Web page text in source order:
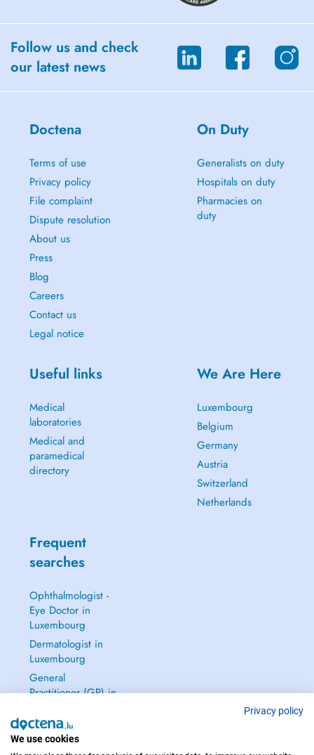
Follow us and check
our latest news
Doctena
Terms of use
Privacy policy
File complaint
Dispute resolution
About us
Press
Blog
Careers
Contact us
Legal notice
On Duty
Generalists on duty
Hospitals on duty
Pharmacies on
duty
Useful links
Medical
laboratories
Medical and
paramedical
directory
We Are Here
Luxembourg
Belgium
Germany
Austria
Switzerland
Netherlands
Frequent
searches
Ophthalmologist -
Eye Doctor in
Luxembourg
Dermatologist in
Luxembourg
General
Practitioner (GP) in
Gynecologist in
Luxembourg
Privacy policy
We use cookies